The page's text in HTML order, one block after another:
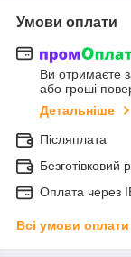
Умови оплати
Ви отримаєте
або гроші
Детальніше
Післяплата
Безготівковий
Оплата через
Всі умови оплати